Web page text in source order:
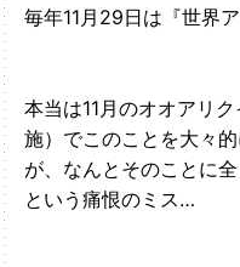
毎年11月29日は『世界
本当は11月のオオアリ
施）でこのことを大々
が、なんとそのことに
という痛恨のミス…